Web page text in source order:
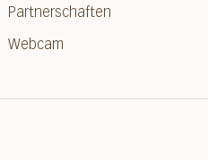
Partnerschaften
Webcam